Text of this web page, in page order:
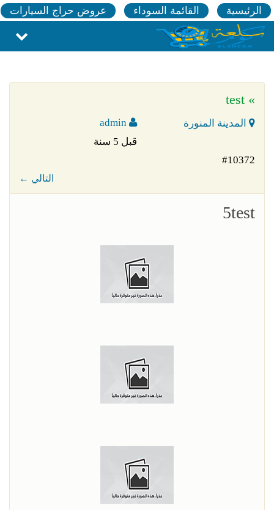
الرئيسية القائمة السوداء عروض حراج السيارات
» test
المدينة المنورة
قبل 5 سنة
#10372
← التالي
5test